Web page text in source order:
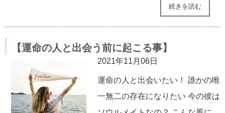
続きを読む
【運命の人と出会う前に起こる事】
2021年11月06日
運命の人と出会いたい！ 誰かの唯
一無二の存在になりたい 今の彼は